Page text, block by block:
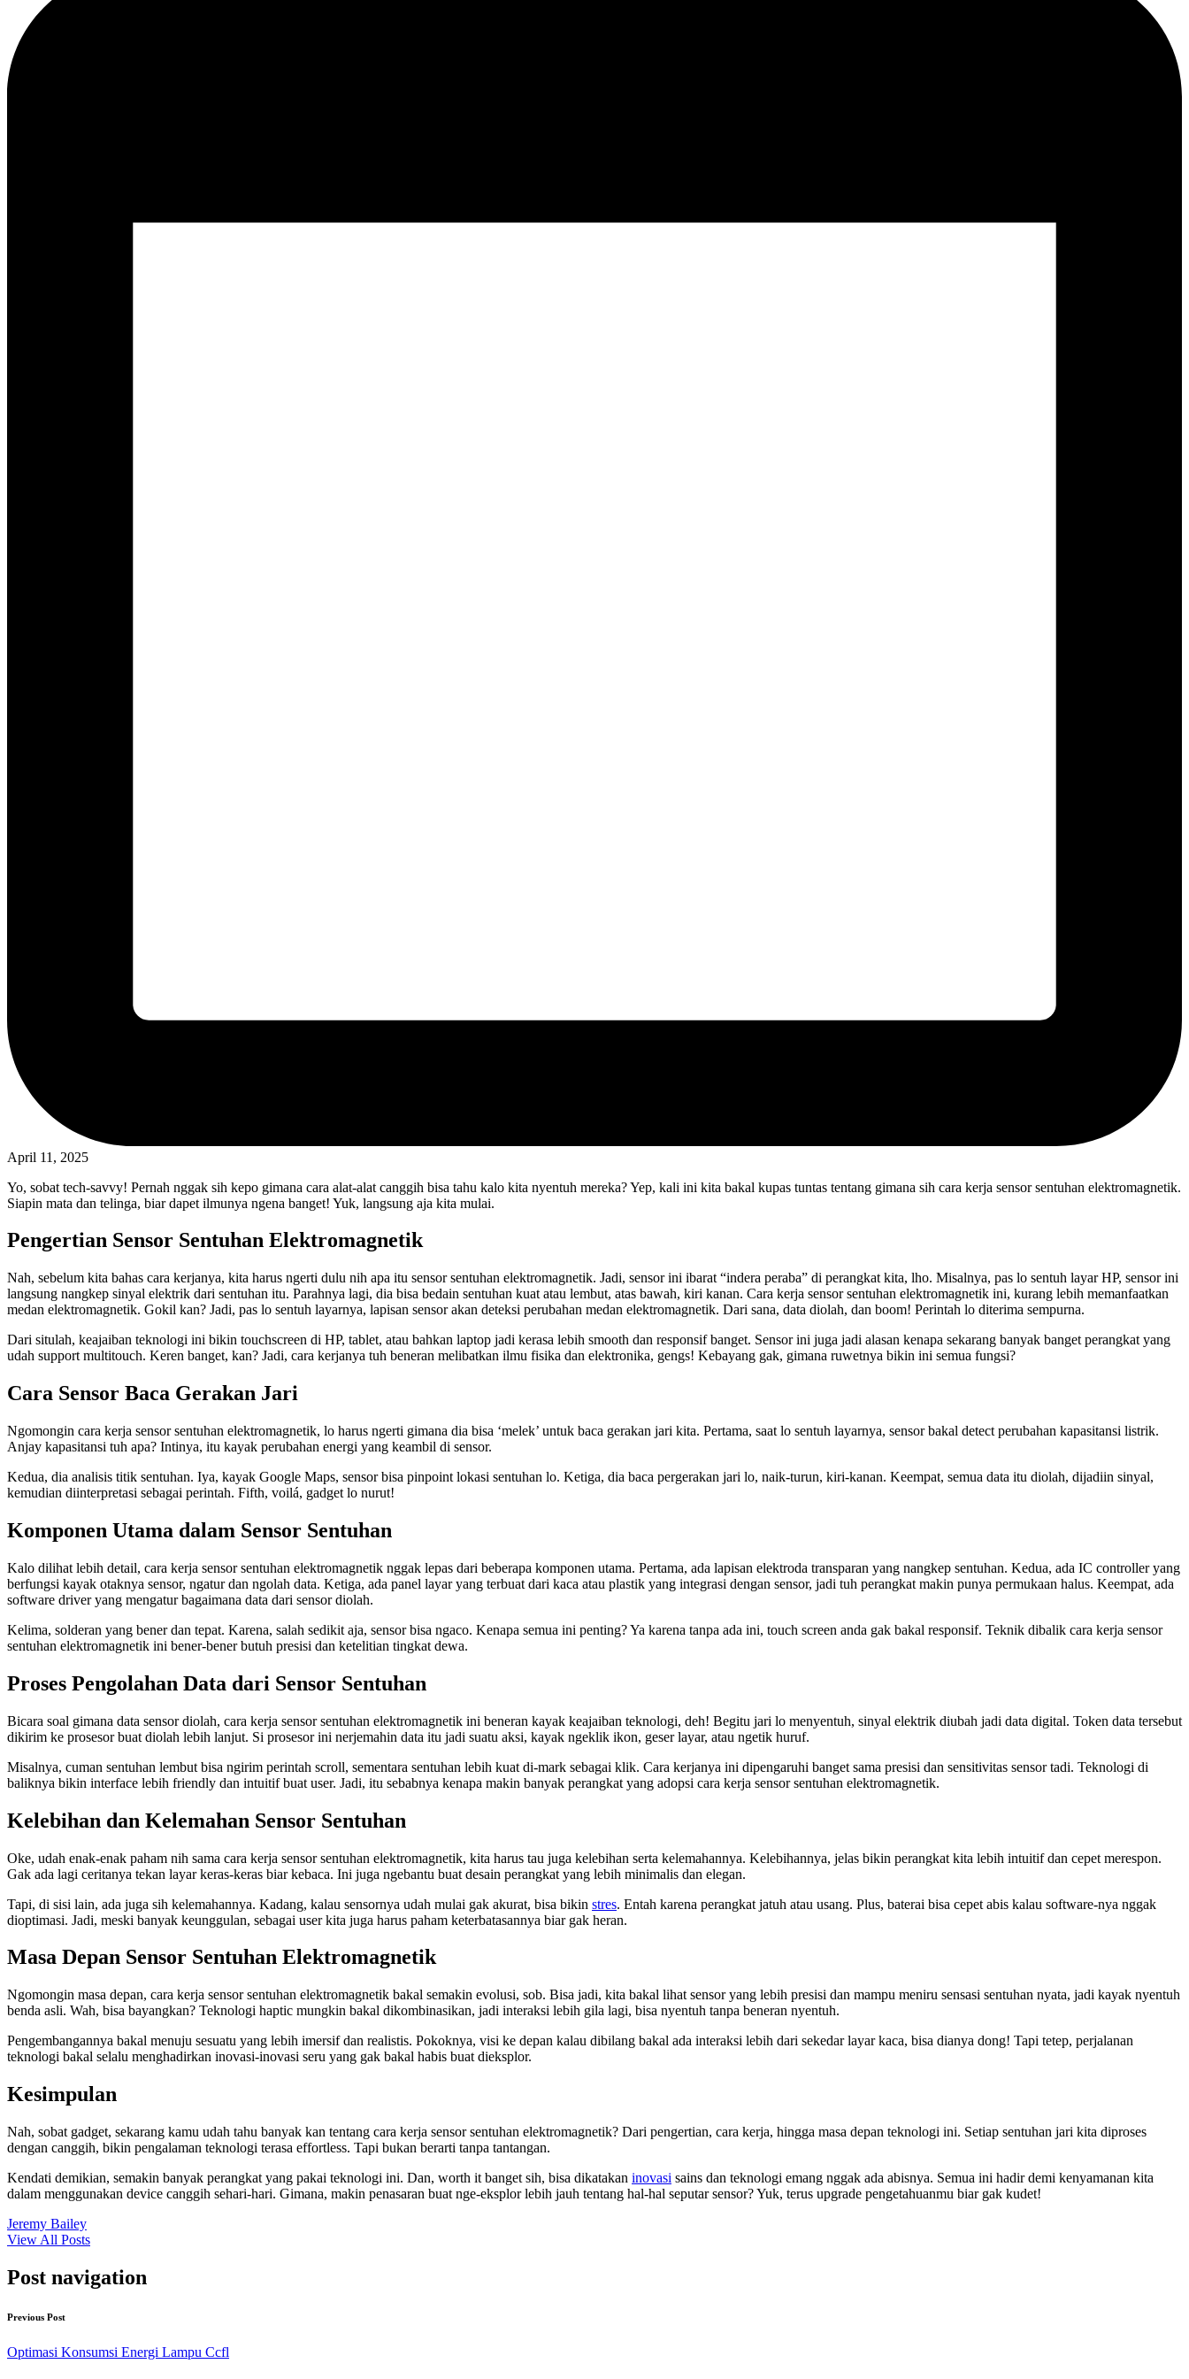
April 11, 2025
Yo, sobat tech-savvy! Pernah nggak sih kepo gimana cara alat-alat canggih bisa tahu kalo kita nyentuh mereka? Yep, kali ini kita bakal kupas tuntas tentang gimana sih cara kerja sensor sentuhan elektromagnetik.
Siapin mata dan telinga, biar dapet ilmunya ngena banget! Yuk, langsung aja kita mulai.
Pengertian Sensor Sentuhan Elektromagnetik
Nah, sebelum kita bahas cara kerjanya, kita harus ngerti dulu nih apa itu sensor sentuhan elektromagnetik. Jadi, sensor ini ibarat “indera peraba” di perangkat kita, lho. Misalnya, pas lo sentuh layar HP, sensor ini
langsung nangkep sinyal elektrik dari sentuhan itu. Parahnya lagi, dia bisa bedain sentuhan kuat atau lembut, atas bawah, kiri kanan. Cara kerja sensor sentuhan elektromagnetik ini, kurang lebih memanfaatkan
medan elektromagnetik. Gokil kan? Jadi, pas lo sentuh layarnya, lapisan sensor akan deteksi perubahan medan elektromagnetik. Dari sana, data diolah, dan boom! Perintah lo diterima sempurna.
Dari situlah, keajaiban teknologi ini bikin touchscreen di HP, tablet, atau bahkan laptop jadi kerasa lebih smooth dan responsif banget. Sensor ini juga jadi alasan kenapa sekarang banyak banget perangkat yang
udah support multitouch. Keren banget, kan? Jadi, cara kerjanya tuh beneran melibatkan ilmu fisika dan elektronika, gengs! Kebayang gak, gimana ruwetnya bikin ini semua fungsi?
Cara Sensor Baca Gerakan Jari
Ngomongin cara kerja sensor sentuhan elektromagnetik, lo harus ngerti gimana dia bisa ‘melek’ untuk baca gerakan jari kita. Pertama, saat lo sentuh layarnya, sensor bakal detect perubahan kapasitansi listrik.
Anjay kapasitansi tuh apa? Intinya, itu kayak perubahan energi yang keambil di sensor.
Kedua, dia analisis titik sentuhan. Iya, kayak Google Maps, sensor bisa pinpoint lokasi sentuhan lo. Ketiga, dia baca pergerakan jari lo, naik-turun, kiri-kanan. Keempat, semua data itu diolah, dijadiin sinyal,
kemudian diinterpretasi sebagai perintah. Fifth, voilá, gadget lo nurut!
Komponen Utama dalam Sensor Sentuhan
Kalo dilihat lebih detail, cara kerja sensor sentuhan elektromagnetik nggak lepas dari beberapa komponen utama. Pertama, ada lapisan elektroda transparan yang nangkep sentuhan. Kedua, ada IC controller yang
berfungsi kayak otaknya sensor, ngatur dan ngolah data. Ketiga, ada panel layar yang terbuat dari kaca atau plastik yang integrasi dengan sensor, jadi tuh perangkat makin punya permukaan halus. Keempat, ada
software driver yang mengatur bagaimana data dari sensor diolah.
Kelima, solderan yang bener dan tepat. Karena, salah sedikit aja, sensor bisa ngaco. Kenapa semua ini penting? Ya karena tanpa ada ini, touch screen anda gak bakal responsif. Teknik dibalik cara kerja sensor
sentuhan elektromagnetik ini bener-bener butuh presisi dan ketelitian tingkat dewa.
Proses Pengolahan Data dari Sensor Sentuhan
Bicara soal gimana data sensor diolah, cara kerja sensor sentuhan elektromagnetik ini beneran kayak keajaiban teknologi, deh! Begitu jari lo menyentuh, sinyal elektrik diubah jadi data digital. Token data tersebut
dikirim ke prosesor buat diolah lebih lanjut. Si prosesor ini nerjemahin data itu jadi suatu aksi, kayak ngeklik ikon, geser layar, atau ngetik huruf.
Misalnya, cuman sentuhan lembut bisa ngirim perintah scroll, sementara sentuhan lebih kuat di-mark sebagai klik. Cara kerjanya ini dipengaruhi banget sama presisi dan sensitivitas sensor tadi. Teknologi di
baliknya bikin interface lebih friendly dan intuitif buat user. Jadi, itu sebabnya kenapa makin banyak perangkat yang adopsi cara kerja sensor sentuhan elektromagnetik.
Kelebihan dan Kelemahan Sensor Sentuhan
Oke, udah enak-enak paham nih sama cara kerja sensor sentuhan elektromagnetik, kita harus tau juga kelebihan serta kelemahannya. Kelebihannya, jelas bikin perangkat kita lebih intuitif dan cepet merespon.
Gak ada lagi ceritanya tekan layar keras-keras biar kebaca. Ini juga ngebantu buat desain perangkat yang lebih minimalis dan elegan.
Tapi, di sisi lain, ada juga sih kelemahannya. Kadang, kalau sensornya udah mulai gak akurat, bisa bikin stres. Entah karena perangkat jatuh atau usang. Plus, baterai bisa cepet abis kalau software-nya nggak
dioptimasi. Jadi, meski banyak keunggulan, sebagai user kita juga harus paham keterbatasannya biar gak heran.
Masa Depan Sensor Sentuhan Elektromagnetik
Ngomongin masa depan, cara kerja sensor sentuhan elektromagnetik bakal semakin evolusi, sob. Bisa jadi, kita bakal lihat sensor yang lebih presisi dan mampu meniru sensasi sentuhan nyata, jadi kayak nyentuh
benda asli. Wah, bisa bayangkan? Teknologi haptic mungkin bakal dikombinasikan, jadi interaksi lebih gila lagi, bisa nyentuh tanpa beneran nyentuh.
Pengembangannya bakal menuju sesuatu yang lebih imersif dan realistis. Pokoknya, visi ke depan kalau dibilang bakal ada interaksi lebih dari sekedar layar kaca, bisa dianya dong! Tapi tetep, perjalanan
teknologi bakal selalu menghadirkan inovasi-inovasi seru yang gak bakal habis buat dieksplor.
Kesimpulan
Nah, sobat gadget, sekarang kamu udah tahu banyak kan tentang cara kerja sensor sentuhan elektromagnetik? Dari pengertian, cara kerja, hingga masa depan teknologi ini. Setiap sentuhan jari kita diproses
dengan canggih, bikin pengalaman teknologi terasa effortless. Tapi bukan berarti tanpa tantangan.
Kendati demikian, semakin banyak perangkat yang pakai teknologi ini. Dan, worth it banget sih, bisa dikatakan inovasi sains dan teknologi emang nggak ada abisnya. Semua ini hadir demi kenyamanan kita
dalam menggunakan device canggih sehari-hari. Gimana, makin penasaran buat nge-eksplor lebih jauh tentang hal-hal seputar sensor? Yuk, terus upgrade pengetahuanmu biar gak kudet!
Jeremy Bailey
View All Posts
Post navigation
Previous Post
Optimasi Konsumsi Energi Lampu Ccfl